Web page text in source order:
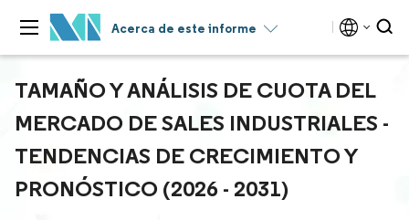
Acerca de este informe
TAMAÑO Y ANÁLISIS DE CUOTA DEL
MERCADO DE SALES INDUSTRIALES -
TENDENCIAS DE CRECIMIENTO Y
PRONÓSTICO (2026 - 2031)